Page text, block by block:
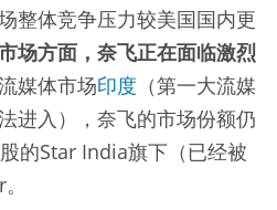
整体竞争压力较美国国内更
场方面，奈飞正在面临激烈
媒体市场印度 （第一大流媒
进入），奈飞的市场份额仍
的Star India旗下（已经被